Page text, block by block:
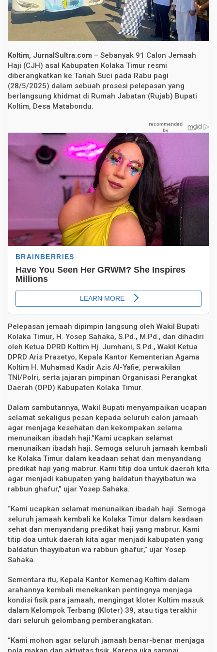
T
r
R
s
m
i
D
i
b
e
r
a
t
k
n
,
W
a
B
u
p
a
T
i
p
D
u
n
t
u
k
D
a
e
r
a
Koltim, JurnalSultra.com – Sebanyak 91 Calon Jemaah
Haji (CJH) asal Kabupaten Kolaka Timur resmi
diberangkatkan ke Tanah Suci pada Rabu pagi
(28/5/2025) dalam sebuah prosesi pelepasan yang
berlangsung khidmat di Rumah Jabatan (Rujab) Bupati
Koltim, Desa Matabondu.
Pelepasan jemaah dipimpin langsung oleh Wakil Bupati
Kolaka Timur, H. Yosep Sahaka, S.Pd., M.Pd., dan dihadiri
oleh Ketua DPRD Koltim Hj. Jumhani, S.Pd., Wakil Ketua
DPRD Aris Prasetyo, Kepala Kantor Kementerian Agama
Koltim H. Muhamad Kadir Azis Al-Yafie, perwakilan
TNI/Polri, serta jajaran pimpinan Organisasi Perangkat
Daerah (OPD) Kabupaten Kolaka Timur.
Dalam sambutannya, Wakil Bupati menyampaikan ucapan
selamat sekaligus pesan kepada seluruh calon jamaah
agar menjaga kesehatan dan kekompakan selama
menunaikan ibadah haji.“Kami ucapkan selamat
menunaikan ibadah haji. Semoga seluruh jamaah kembali
ke Kolaka Timur dalam keadaan sehat dan menyandang
predikat haji yang mabrur. Kami titip doa untuk daerah kita
agar menjadi kabupaten yang baldatun thayyibatun wa
rabbun ghafur,” ujar Yosep Sahaka.
“Kami ucapkan selamat menunaikan ibadah haji. Semoga
seluruh jamaah kembali ke Kolaka Timur dalam keadaan
sehat dan menyandang predikat haji yang mabrur. Kami
titip doa untuk daerah kita agar menjadi kabupaten yang
baldatun thayyibatun wa rabbun ghafur,” ujar Yosep
Sahaka.
Sementara itu, Kepala Kantor Kemenag Koltim dalam
arahannya kembali menekankan pentingnya menjaga
kondisi fisik para jamaah, mengingat kloter Koltim masuk
dalam Kelompok Terbang (Kloter) 39, atau tiga terakhir
dari seluruh gelombang pemberangkatan.
“Kami mohon agar seluruh jamaah benar-benar menjaga